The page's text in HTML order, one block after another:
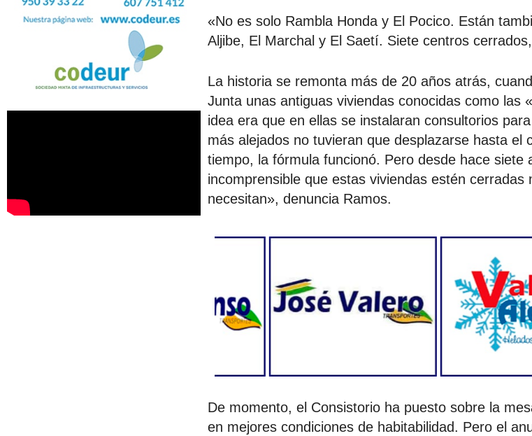
«No es solo Rambla Honda y El Pocico. Están
Aljibe, El Marchal y El Saetí. Siete centros
La historia se remonta más de 20 años atrás,
Junta unas antiguas viviendas conocidas como las
idea era que en ellas se instalaran consultorios
más alejados no tuvieran que desplazarse hasta el
tiempo, la fórmula funcionó. Pero desde hace siete
incomprensible que estas viviendas estén cerradas
necesitan», denuncia Ramos.
De momento, el Consistorio ha puesto sobre la
en mejores condiciones de habitabilidad. Pero el